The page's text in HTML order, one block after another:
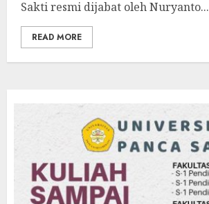
Sakti resmi dijabat oleh Nuryanto...
READ MORE